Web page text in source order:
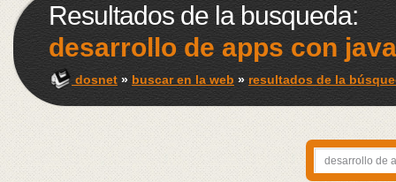
Resultados de la busqueda:
desarrollo de apps con
dosnet » buscar en la web » resultados de la